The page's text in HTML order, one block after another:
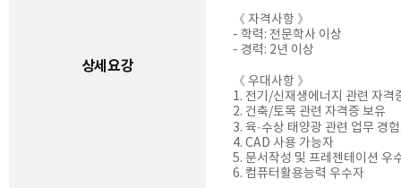
상세요강
《 자격사항 》
- 학력: 전문학사 이상
- 경력: 2년 이상
《 우대사항 》
1. 전기/신재생에너지 관련 자격
2. 건축/토목 관련 자격증 보유
3. 육·수상 태양광 관련 업무 경
4. CAD 사용 가능자
5. 문서작성 및 프레젠테이션 우
6. 컴퓨터활용능력 우수자